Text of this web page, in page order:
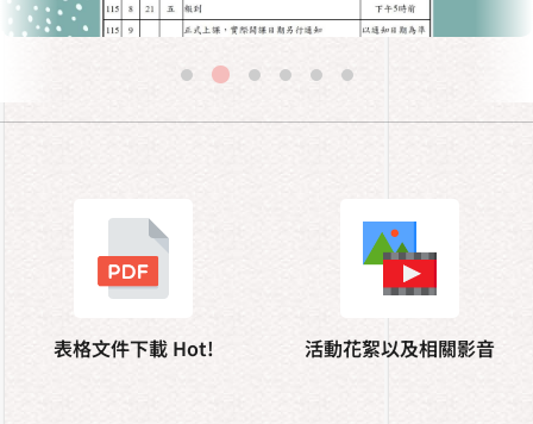
表格文件下載 Hot! 活動花絮以及相關影音